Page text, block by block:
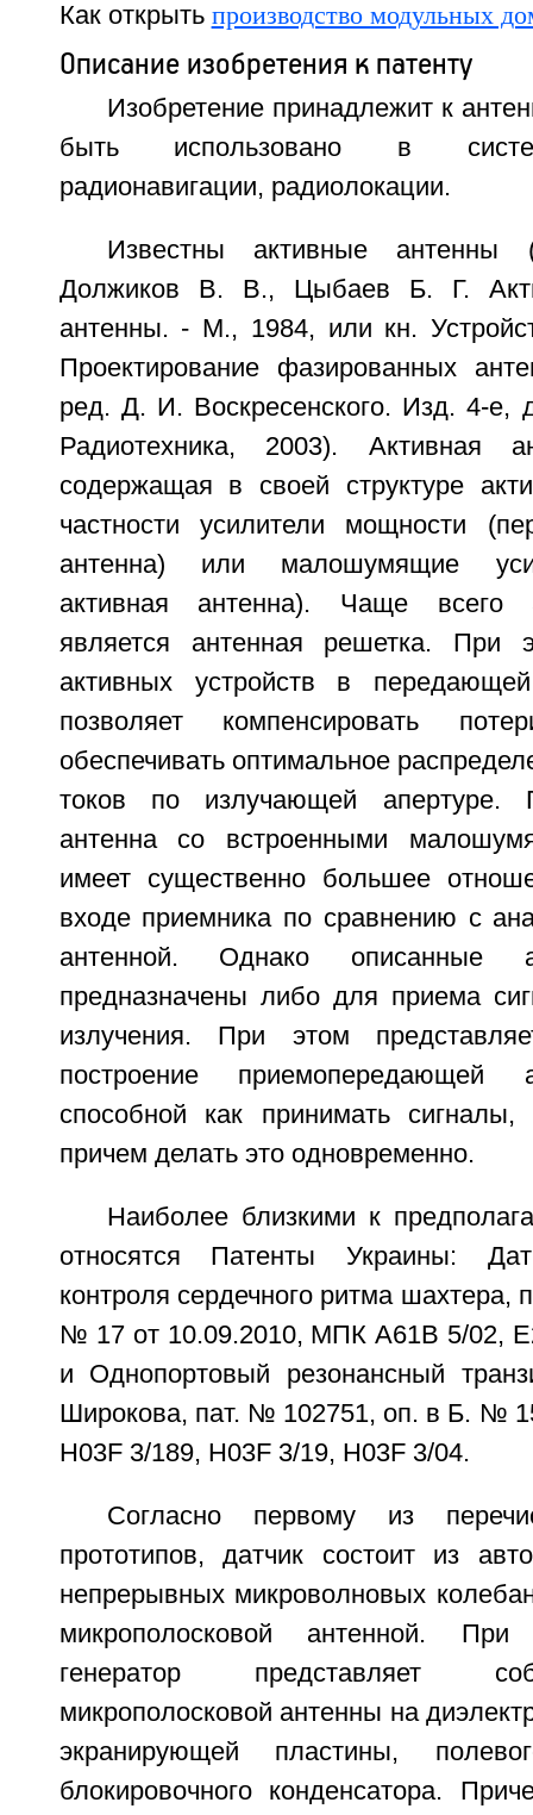
Как открыть производство модульных
Описание изобретения к патенту
Изобретение принадлежит к
быть использовано в
радионавигации, радиолокации.
Известны активные
Должиков В. В., Цыбаев Б. Г.
антенны. - М., 1984, или кн.
Проектирование фазированных
ред. Д. И. Воскресенского. Изд. 4-е,
Радиотехника, 2003). Активная
содержащая в своей структуре
частности усилители мощности
антенна) или малошумящие
активная антенна). Чаще всего
является антенная решетка. При
активных устройств в
позволяет компенсировать
обеспечивать оптимальное
токов по излучающей апертуре.
антенна со встроенными
имеет существенно большее
входе приемника по сравнению с
антенной. Однако описанные
предназначены либо для приема
излучения. При этом
построение приемопередающей
способной как принимать
причем делать это одновременно.
Наиболее близкими к
относятся Патенты Украины:
контроля сердечного ритма
№ 17 от 10.09.2010, МПК А61В 5/02,
и Однопортовый резонансный
Широкова, пат. № 102751, оп. в Б. №
H03F 3/189, H03F 3/19, H03F 3/04.
Согласно первому из
прототипов, датчик состоит из
непрерывных микроволновых
микрополосковой антенной.
генератор представляет
микрополосковой антенны на
экранирующей пластины,
блокировочного конденсатора.